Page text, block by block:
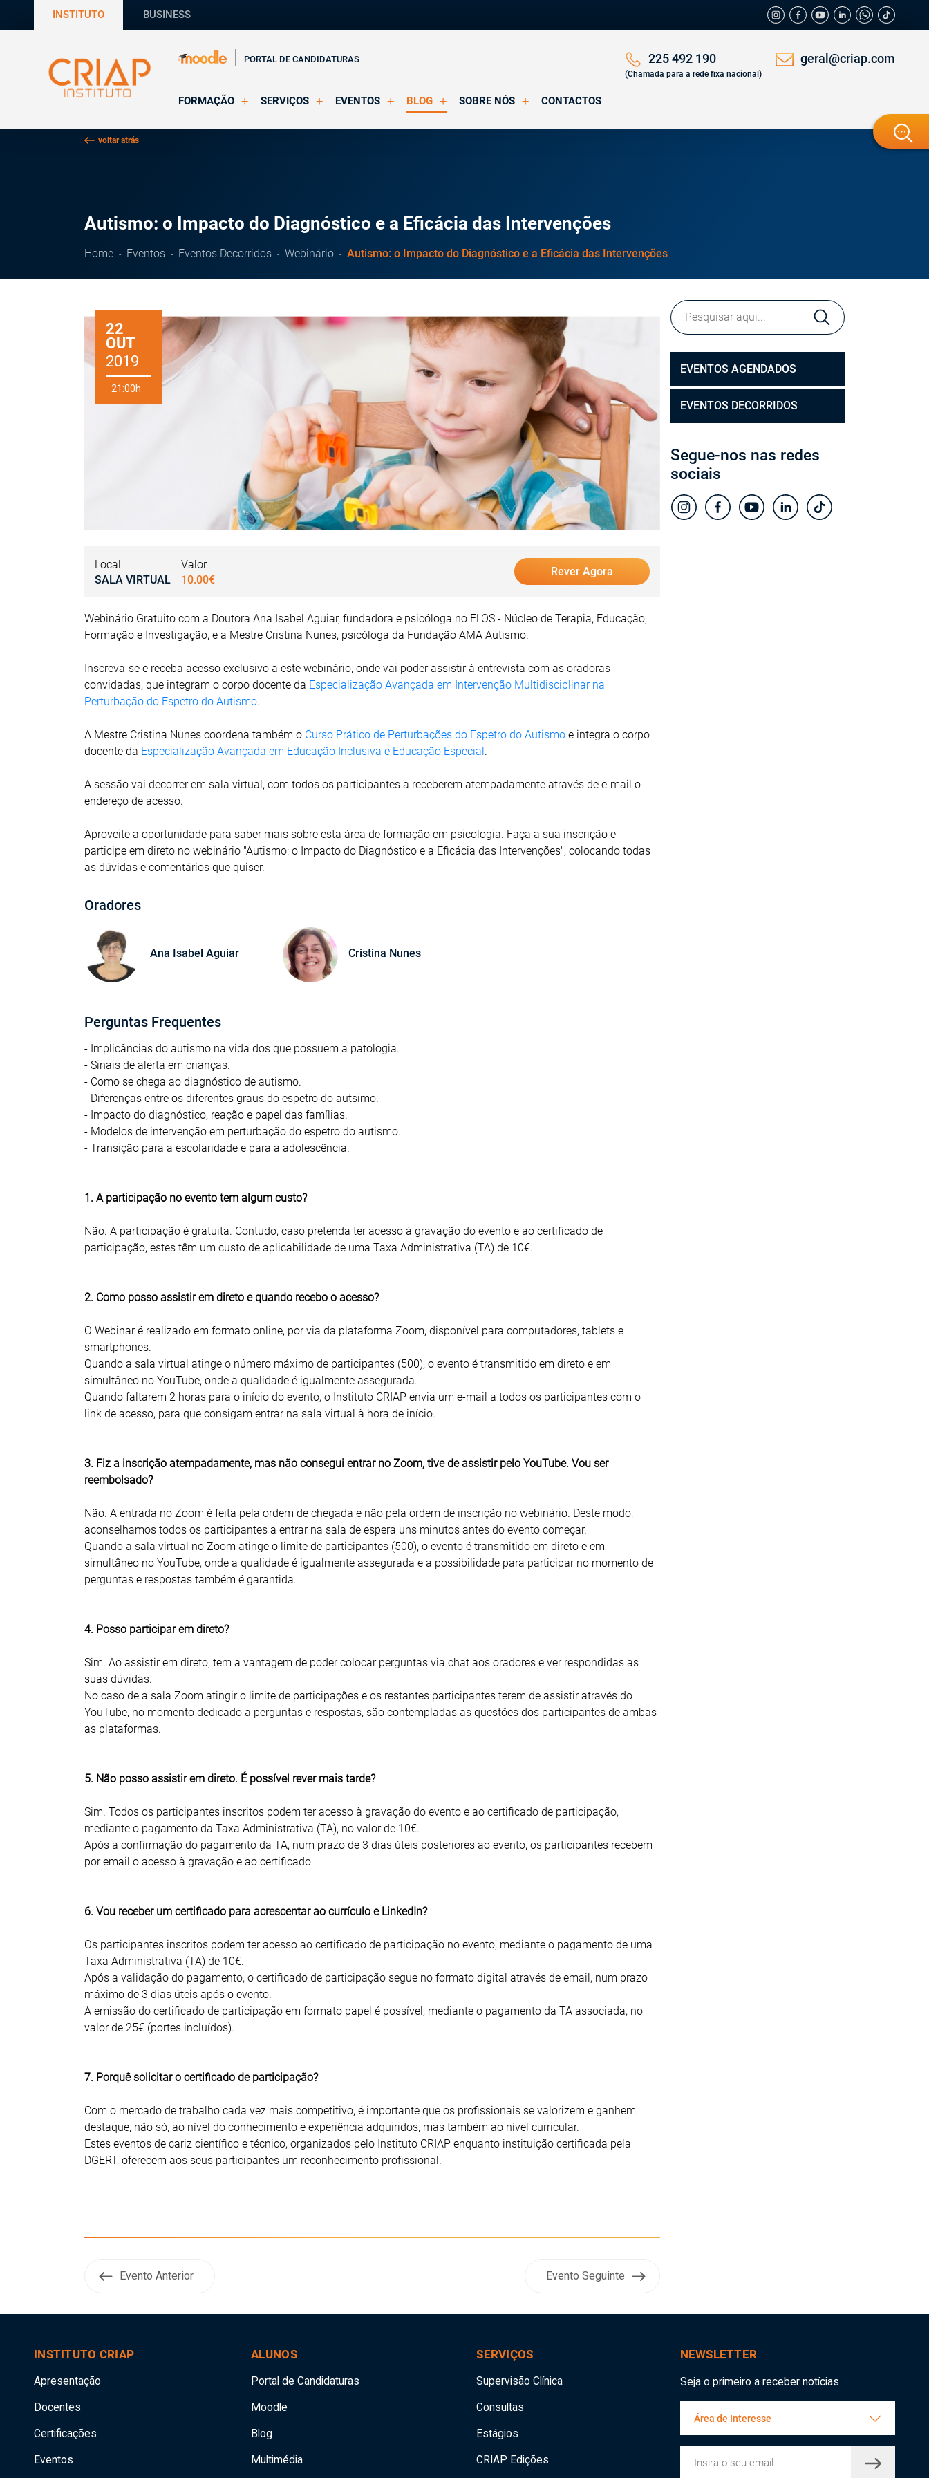
INSTITUTO BUSINESS
PORTAL DE CANDIDATURAS 225 492 190
(Chamada para a rede fixa nacional)
geral@criap.com
FORMAÇÃO SERVIÇOS EVENTOS BLOG SOBRE NÓS CONTACTOS
voltar atrás
Autismo: o Impacto do Diagnóstico e a Eficácia das Intervenções
Home Eventos Eventos Decorridos Webinário Autismo: o Impacto do Diagnóstico e a Eficácia das Intervenções
22
OUT
2019
21:00h
Local
SALA VIRTUAL
Valor
10.00€
Rever Agora
Webinário Gratuito com a Doutora Ana Isabel Aguiar, fundadora e psicóloga no ELOS - Núcleo de Terapia, Educação,
Formação e Investigação, e a Mestre Cristina Nunes, psicóloga da Fundação AMA Autismo.
Inscreva-se e receba acesso exclusivo a este webinário, onde vai poder assistir à entrevista com as oradoras
convidadas, que integram o corpo docente da Especialização Avançada em Intervenção Multidisciplinar na
Perturbação do Espetro do Autismo.
A Mestre Cristina Nunes coordena também o Curso Prático de Perturbações do Espetro do Autismo e integra o corpo
docente da Especialização Avançada em Educação Inclusiva e Educação Especial.
A sessão vai decorrer em sala virtual, com todos os participantes a receberem atempadamente através de e-mail o
endereço de acesso.
Aproveite a oportunidade para saber mais sobre esta área de formação em psicologia. Faça a sua inscrição e
participe em direto no webinário "Autismo: o Impacto do Diagnóstico e a Eficácia das Intervenções", colocando todas
as dúvidas e comentários que quiser.
Oradores
Ana Isabel Aguiar Cristina Nunes
Perguntas Frequentes
- Implicâncias do autismo na vida dos que possuem a patologia.
- Sinais de alerta em crianças.
- Como se chega ao diagnóstico de autismo.
- Diferenças entre os diferentes graus do espetro do autsimo.
- Impacto do diagnóstico, reação e papel das famílias.
- Modelos de intervenção em perturbação do espetro do autismo.
- Transição para a escolaridade e para a adolescência.
1. A participação no evento tem algum custo?
Não. A participação é gratuita. Contudo, caso pretenda ter acesso à gravação do evento e ao certificado de
participação, estes têm um custo de aplicabilidade de uma Taxa Administrativa (TA) de 10€.
2. Como posso assistir em direto e quando recebo o acesso?
O Webinar é realizado em formato online, por via da plataforma Zoom, disponível para computadores, tablets e
smartphones.
Quando a sala virtual atinge o número máximo de participantes (500), o evento é transmitido em direto e em
simultâneo no YouTube, onde a qualidade é igualmente assegurada.
Quando faltarem 2 horas para o início do evento, o Instituto CRIAP envia um e-mail a todos os participantes com o
link de acesso, para que consigam entrar na sala virtual à hora de início.
3. Fiz a inscrição atempadamente, mas não consegui entrar no Zoom, tive de assistir pelo YouTube. Vou ser
reembolsado?
Não. A entrada no Zoom é feita pela ordem de chegada e não pela ordem de inscrição no webinário. Deste modo,
aconselhamos todos os participantes a entrar na sala de espera uns minutos antes do evento começar.
Quando a sala virtual no Zoom atinge o limite de participantes (500), o evento é transmitido em direto e em
simultâneo no YouTube, onde a qualidade é igualmente assegurada e a possibilidade para participar no momento de
perguntas e respostas também é garantida.
4. Posso participar em direto?
Sim. Ao assistir em direto, tem a vantagem de poder colocar perguntas via chat aos oradores e ver respondidas as
suas dúvidas.
No caso de a sala Zoom atingir o limite de participações e os restantes participantes terem de assistir através do
YouTube, no momento dedicado a perguntas e respostas, são contempladas as questões dos participantes de ambas
as plataformas.
5. Não posso assistir em direto. É possível rever mais tarde?
Sim. Todos os participantes inscritos podem ter acesso à gravação do evento e ao certificado de participação,
mediante o pagamento da Taxa Administrativa (TA), no valor de 10€.
Após a confirmação do pagamento da TA, num prazo de 3 dias úteis posteriores ao evento, os participantes recebem
por email o acesso à gravação e ao certificado.
6. Vou receber um certificado para acrescentar ao currículo e LinkedIn?
Os participantes inscritos podem ter acesso ao certificado de participação no evento, mediante o pagamento de uma
Taxa Administrativa (TA) de 10€.
Após a validação do pagamento, o certificado de participação segue no formato digital através de email, num prazo
máximo de 3 dias úteis após o evento.
A emissão do certificado de participação em formato papel é possível, mediante o pagamento da TA associada, no
valor de 25€ (portes incluídos).
7. Porquê solicitar o certificado de participação?
Com o mercado de trabalho cada vez mais competitivo, é importante que os profissionais se valorizem e ganhem
destaque, não só, ao nível do conhecimento e experiência adquiridos, mas também ao nível curricular.
Estes eventos de cariz científico e técnico, organizados pelo Instituto CRIAP enquanto instituição certificada pela
DGERT, oferecem aos seus participantes um reconhecimento profissional.
Evento Anterior Evento Seguinte
EVENTOS AGENDADOS
EVENTOS DECORRIDOS
Segue-nos nas redes
sociais
INSTITUTO CRIAP
Apresentação
Docentes
Certificações
Eventos
ALUNOS
Portal de Candidaturas
Moodle
Blog
Multimédia
SERVIÇOS
Supervisão Clínica
Consultas
Estágios
CRIAP Edições
NEWSLETTER
Seja o primeiro a receber notícias
Área de Interesse